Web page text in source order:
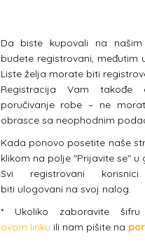
Da biste kupovali na
budete registrovani, međutim
Liste želja morate biti
Registracija Vam
poručivanje robe – ne
obrasce sa neophodnim
Kada ponovo posetite naše
klikom na polje "Prijavite se" u
Svi registrovani
biti ulogovani na svoj nalog.
* Ukoliko zaboravite
ovom linku ili nam pišite na